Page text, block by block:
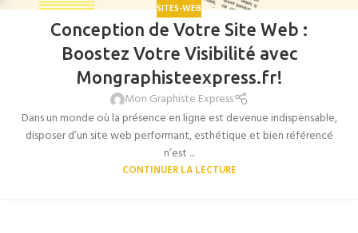
SITES-WEB
Conception de Votre Site Web :
Boostez Votre Visibilité avec
Mongraphisteexpress.fr!
Mon Graphiste Express
Dans un monde où la présence en ligne est devenue indispensable,
disposer d’un site web performant, esthétique et bien référencé
n’est ...
CONTINUER LA LECTURE